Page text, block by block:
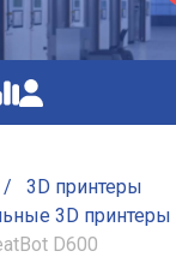
/
3D принтеры
3D принтеры
D600